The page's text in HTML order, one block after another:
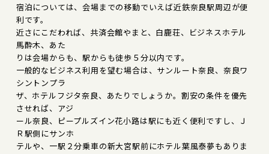
宿泊については、会場までの移動でいえば近鉄奈良駅周辺が便
利です。
近さにこだわれば、共済会館やまと、白鹿荘、ビジネスホテル
馬酔木、あた
りは会場からも、駅からも徒歩５分以内です。
一般的なビジネス利用を望む場合は、サンルート奈良、奈良ワ
シントンプラ
ザ、ホテルフジタ奈良、あたりでしょうか。割安の条件を優先
させれば、アジ
ール奈良、ピープルズイン花小路は駅にも近く便利ですし、Ｊ
Ｒ駅側にサンホ
テルや、一駅２分乗車の新大宮駅前にホテル葉風泰夢もありま